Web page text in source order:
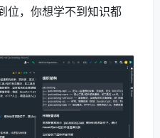
位，你想学不到知识都